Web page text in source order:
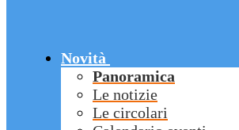
Novità
Panoramica
Le notizie
Le circolari